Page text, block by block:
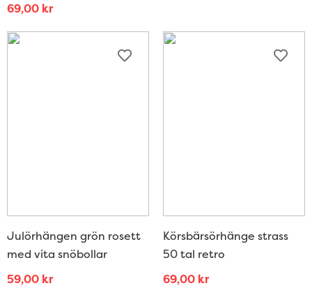
69,00 kr
Julörhängen grön rosett
med vita snöbollar
59,00 kr
Körsbärsörhänge strass
50 tal retro
69,00 kr